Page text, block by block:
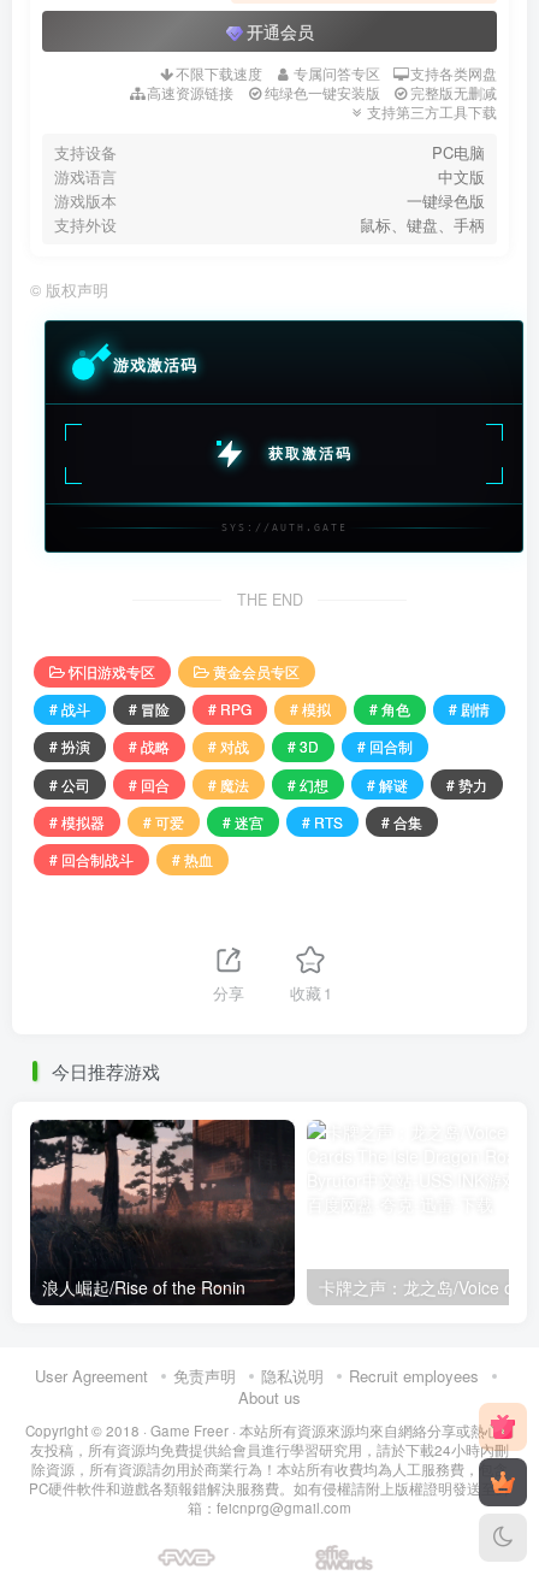
开通会员
不限下载速度 专属问答专区
支持各类网盘
高速资源链接
纯绿色一键安装版
完整版无删减
支持第三方工具下载
支持设备
PC电脑
游戏语言
中文版
游戏版本
一键绿色版
支持外设
鼠标、键盘、手柄
© 版权声明
游戏激活码
获取激活码
SYS://AUTH.GATE
THE END
怀旧游戏专区
黄金会员专区
# 战斗
# 冒险 # RPG # 模拟 # 角色
# 剧情
# 扮演
# 战略 # 对战 # 3D
# 回合制
# 公司
# 回合 # 魔法 # 幻想 # 解谜
# 势力
# 模拟器
# 可爱 # 迷宫 # RTS
# 合集
# 回合制战斗
# 热血
分享 收藏1
今日推荐游戏
浪人崛起/Rise of the Ronin
User Agreement 免责声明 隐私说明
Recruit employees
About us
Copyright © 2018 · Game Freer · 本站所有資源來源均來自網絡分享或熱心網
友投稿，所有資源均免費提供給會員進行學習研究用，請於下載24小時內刪
除資源，所有資源請勿用於商業行為！本站所有收費均為人工服務費，包含
PC硬件軟件和遊戲各類報錯解決服務費。如有侵權請附上版權證明發送至郵
箱：feicnprg@gmail.com